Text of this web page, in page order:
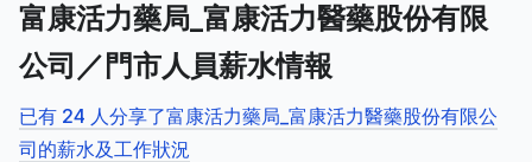
富康活力藥局_富康活力醫藥股份有限
公司／門市人員薪水情報
已有 24 人分享了富康活力藥局_富康活力醫藥股份有限公
司的薪水及工作狀況